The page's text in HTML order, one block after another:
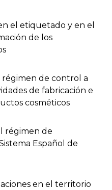
el etiquetado y en el
de los
de control a
de fabricación e
cosméticos
régimen de
Español de
en el territorio